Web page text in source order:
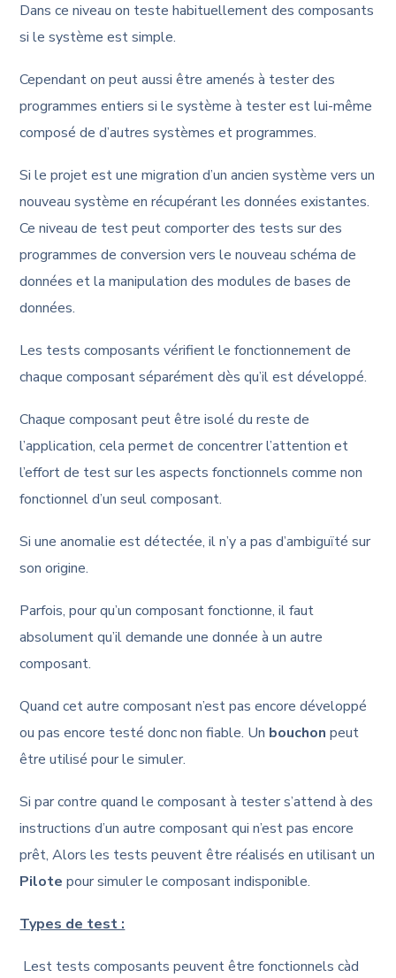
Dans ce niveau on teste habituellement des composants
si le système est simple.
Cependant on peut aussi être amenés à tester des
programmes entiers si le système à tester est lui-même
composé de d’autres systèmes et programmes.
Si le projet est une migration d’un ancien système vers un
nouveau système en récupérant les données existantes.
Ce niveau de test peut comporter des tests sur des
programmes de conversion vers le nouveau schéma de
données et la manipulation des modules de bases de
données.
Les tests composants vérifient le fonctionnement de
chaque composant séparément dès qu’il est développé.
Chaque composant peut être isolé du reste de
l’application, cela permet de concentrer l’attention et
l’effort de test sur les aspects fonctionnels comme non
fonctionnel d’un seul composant.
Si une anomalie est détectée, il n’y a pas d’ambiguïté sur
son origine.
Parfois, pour qu’un composant fonctionne, il faut
absolument qu’il demande une donnée à un autre
composant.
Quand cet autre composant n’est pas encore développé
ou pas encore testé donc non fiable. Un bouchon peut
être utilisé pour le simuler.
Si par contre quand le composant à tester s’attend à des
instructions d’un autre composant qui n’est pas encore
prêt, Alors les tests peuvent être réalisés en utilisant un
Pilote pour simuler le composant indisponible.
Types de test :
Lest tests composants peuvent être fonctionnels càd